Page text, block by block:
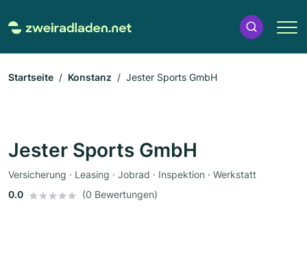
Startseite Konstanz Jester Sports GmbH
Jester Sports GmbH
Versicherung · Leasing · Jobrad · Inspektion · Werkstatt
0.0
(0 Bewertungen)